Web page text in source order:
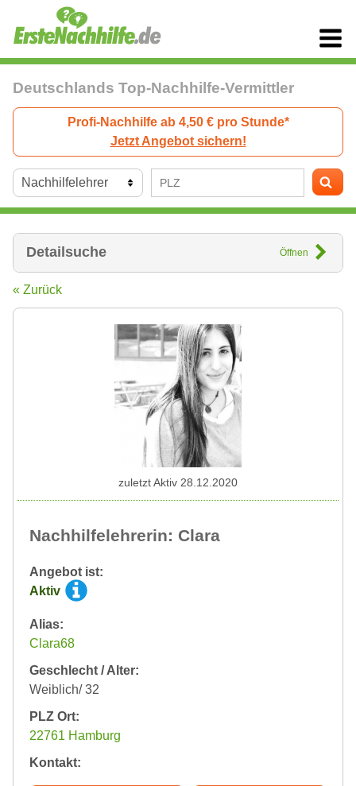
Deutschlands Top-Nachhilfe-Vermittler
Profi-Nachhilfe ab 4,50 € pro Stunde*
Jetzt Angebot sichern!
Detailsuche Öffnen
« Zurück
Nachhilfelehrerin: Clara
Angebot ist:
Aktiv
Alias:
Clara68
Geschlecht / Alter:
Weiblich/ 32
PLZ Ort:
22761 Hamburg
Kontakt:
zuletzt Aktiv 28.12.2020